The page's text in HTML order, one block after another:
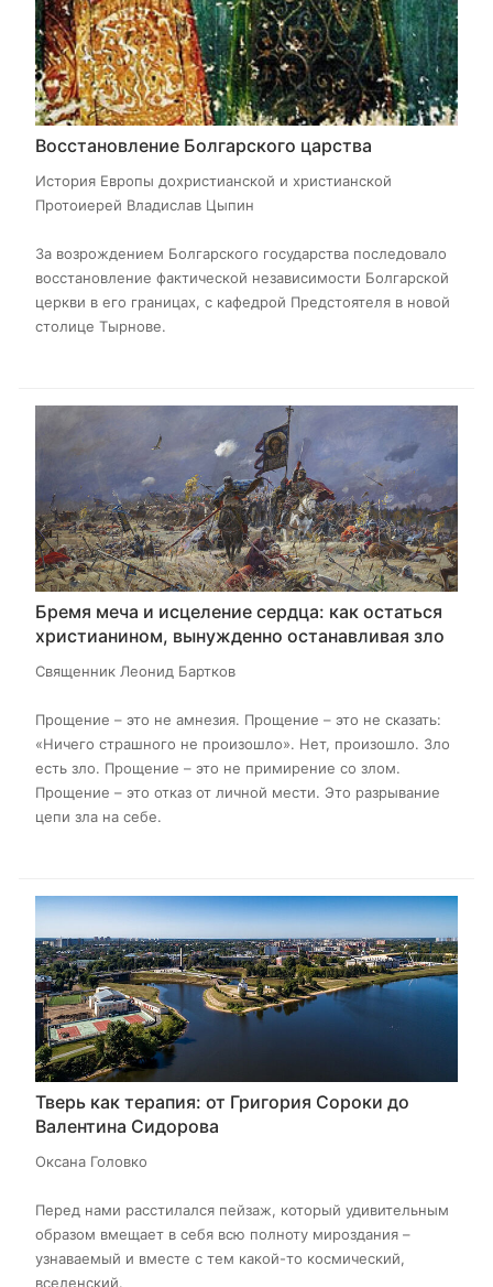
Восстановление Болгарского царства
История Европы дохристианской и христианской
Протоиерей Владислав Цыпин
За возрождением Болгарского государства последовало
восстановление фактической независимости Болгарской
церкви в его границах, с кафедрой Предстоятеля в новой
столице Тырнове.
Бремя меча и исцеление сердца: как остаться
христианином, вынужденно останавливая зло
Священник Леонид Бартков
Прощение – это не амнезия. Прощение – это не сказать:
«Ничего страшного не произошло». Нет, произошло. Зло
есть зло. Прощение – это не примирение со злом.
Прощение – это отказ от личной мести. Это разрывание
цепи зла на себе.
Тверь как терапия: от Григория Сороки до
Валентина Сидорова
Оксана Головко
Перед нами расстилался пейзаж, который удивительным
образом вмещает в себя всю полноту мироздания –
узнаваемый и вместе с тем какой-то космический,
вселенский.